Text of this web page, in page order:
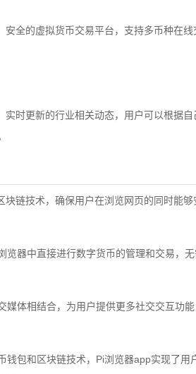
安全的虚拟货币交易平台，支持多币种在
实时更新的行业相关动态，用户可以根据
块链技术，确保用户在浏览网页的同时能
览器中直接进行数字货币的管理和交易，
媒体相结合，为用户提供更多社交交互功
钱包和区块链技术，Pi浏览器app实现了用